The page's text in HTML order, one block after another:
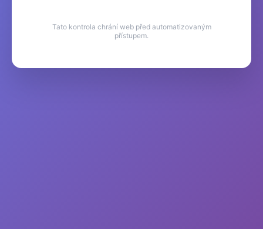
Tato kontrola chrání web před automatizovaným
přístupem.